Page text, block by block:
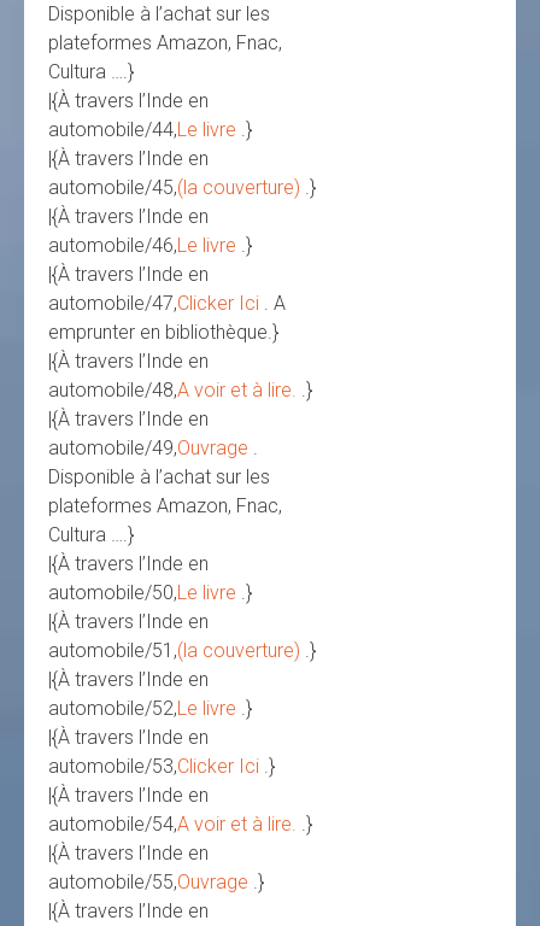
Disponible à l’achat sur les
plateformes Amazon, Fnac,
Cultura ….}
|{À travers l’Inde en
automobile/44,Le livre .}
|{À travers l’Inde en
automobile/45,(la couverture) .}
|{À travers l’Inde en
automobile/46,Le livre .}
|{À travers l’Inde en
automobile/47,Clicker Ici
. A
emprunter en bibliothèque.}
|{À travers l’Inde en
automobile/48,A voir et à lire.
.}
|{À travers l’Inde en
automobile/49,Ouvrage
Disponible à l’achat sur les
plateformes Amazon, Fnac,
Cultura ….}
|{À travers l’Inde en
automobile/50,Le livre .}
|{À travers l’Inde en
automobile/51,(la couverture) .}
|{À travers l’Inde en
automobile/52,Le livre .}
|{À travers l’Inde en
automobile/53,Clicker Ici .}
|{À travers l’Inde en
automobile/54,A voir et à lire.
.}
|{À travers l’Inde en
automobile/55,Ouvrage .}
|{À travers l’Inde en